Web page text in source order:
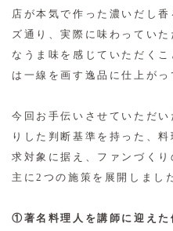
店が本気で作った濃いだし
ズ通り、実際に味わってい
なうま味を感じていただく
は一線を画す逸品に仕上がっ
今回お手伝いさせていただ
りした判断基準を持った、
求対象に据え、ファンづく
主に2つの施策を展開しまし
①著名料理人を講師に迎えた